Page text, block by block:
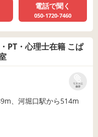
電話で聞く
050-1720-7460
PT・心理士在籍 こぱ
リストに
保存
、河堀口駅から514m